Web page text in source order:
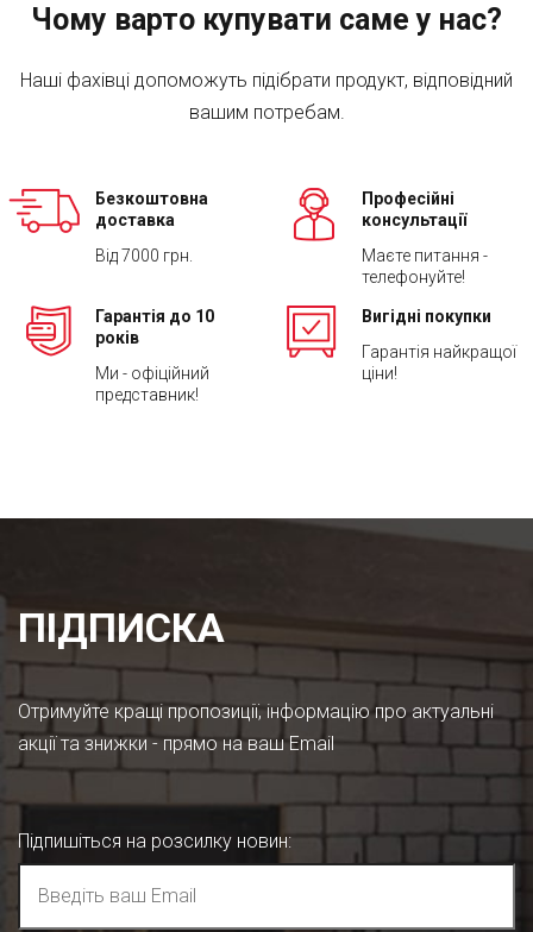
Чому варто купувати саме у нас?
Наші фахівці допоможуть підібрати продукт, відповідний
вашим потребам.
Безкоштовна
доставка
Від 7000 грн.
Професійні
консультації
Маєте питання -
телефонуйте!
Гарантія до 10
років
Ми - офіційний
представник!
Вигідні покупки
Гарантія найкращої
ціни!
ПІДПИСКА
Отримуйте кращі пропозиції, інформацію про актуальні
акції та знижки - прямо на ваш Email
Підпишіться на розсилку новин: